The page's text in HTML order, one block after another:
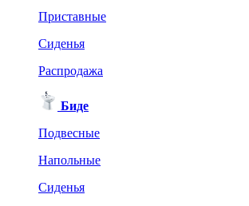
Приставные
Сиденья
Распродажа
Биде
Подвесные
Напольные
Сиденья